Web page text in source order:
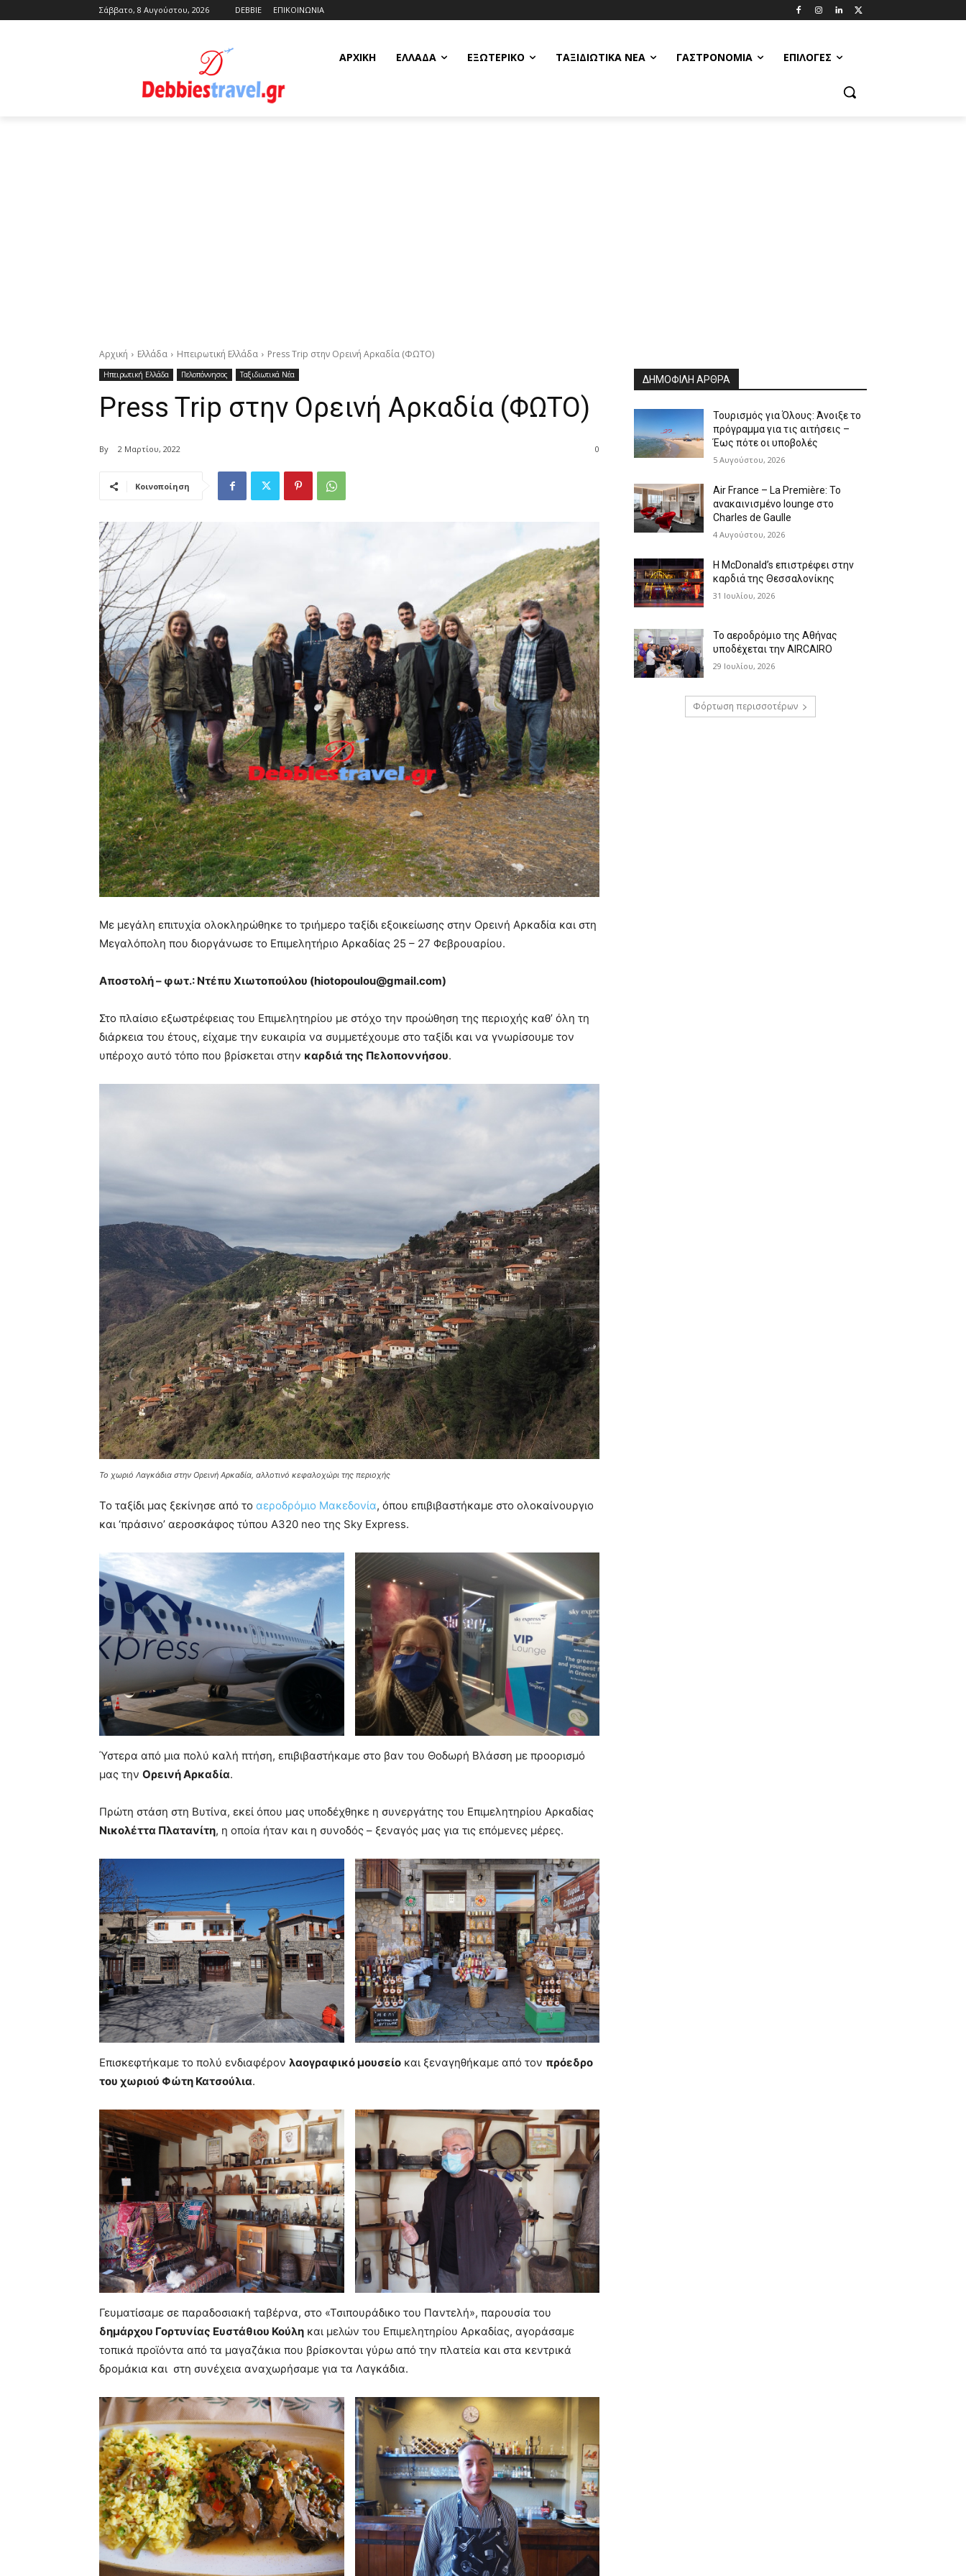
Σάββατο, 8 Αυγούστου, 2026 DEBBIE ΕΠΙΚΟΙΝΩΝΙΑ
ΑΡΧΙΚΗ ΕΛΛΆΔΑ ΕΞΩΤΕΡΙΚΌ ΤΑΞΙΔΙΩΤΙΚΆ ΝΈΑ ΓΑΣΤΡΟΝΟΜΊΑ ΕΠΙΛΟΓΈΣ
Αρχική Ελλάδα Ηπειρωτική Ελλάδα Press Trip στην Ορεινή Αρκαδία (ΦΩΤΟ)
Ηπειρωτική Ελλάδα Πελοπόννησος Ταξιδιωτικά Νέα
Press Trip στην Ορεινή Αρκαδία (ΦΩΤΟ)
By 2 Μαρτίου, 2022 0
Κοινοποίηση
Με μεγάλη επιτυχία ολοκληρώθηκε το τριήμερο ταξίδι εξοικείωσης στην Ορεινή Αρκαδία και στη
Μεγαλόπολη που διοργάνωσε το Επιμελητήριο Αρκαδίας 25 – 27 Φεβρουαρίου.
Αποστολή – φωτ.: Ντέπυ Χιωτοπούλου (hiotopoulou@gmail.com)
Στο πλαίσιο εξωστρέφειας του Επιμελητηρίου με στόχο την προώθηση της περιοχής καθ’ όλη τη
διάρκεια του έτους, είχαμε την ευκαιρία να συμμετέχουμε στο ταξίδι και να γνωρίσουμε τον
υπέροχο αυτό τόπο που βρίσκεται στην καρδιά της Πελοποννήσου.
Το χωριό Λαγκάδια στην Ορεινή Αρκαδία, αλλοτινό κεφαλοχώρι της περιοχής
Το ταξίδι μας ξεκίνησε από το αεροδρόμιο Μακεδονία, όπου επιβιβαστήκαμε στο ολοκαίνουργιο
και ‘πράσινο’ αεροσκάφος τύπου A320 neo της Sky Express.
Ύστερα από μια πολύ καλή πτήση, επιβιβαστήκαμε στο βαν του Θοδωρή Βλάσση με προορισμό
μας την Ορεινή Αρκαδία.
Πρώτη στάση στη Βυτίνα, εκεί όπου μας υποδέχθηκε η συνεργάτης του Επιμελητηρίου Αρκαδίας
Νικολέττα Πλατανίτη, η οποία ήταν και η συνοδός – ξεναγός μας για τις επόμενες μέρες.
Επισκεφτήκαμε το πολύ ενδιαφέρον λαογραφικό μουσείο και ξεναγηθήκαμε από τον πρόεδρο
του χωριού Φώτη Κατσούλια.
Γευματίσαμε σε παραδοσιακή ταβέρνα, στο «Τσιπουράδικο του Παντελή», παρουσία του
δημάρχου Γορτυνίας Ευστάθιου Κούλη και μελών του Επιμελητηρίου Αρκαδίας, αγοράσαμε
τοπικά προϊόντα από τα μαγαζάκια που βρίσκονται γύρω από την πλατεία και στα κεντρικά
δρομάκια και στη συνέχεια αναχωρήσαμε για τα Λαγκάδια.
ΔΗΜΟΦΙΛΗ ΑΡΘΡΑ
Τουρισμός για Όλους: Άνοιξε το
πρόγραμμα για τις αιτήσεις –
Έως πότε οι υποβολές
5 Αυγούστου, 2026
Air France – La Première: Το
ανακαινισμένο lounge στο
Charles de Gaulle
4 Αυγούστου, 2026
Η McDonald’s επιστρέφει στην
καρδιά της Θεσσαλονίκης
31 Ιουλίου, 2026
Το αεροδρόμιο της Αθήνας
υποδέχεται την AIRCAIRO
29 Ιουλίου, 2026
Φόρτωση περισσοτέρων